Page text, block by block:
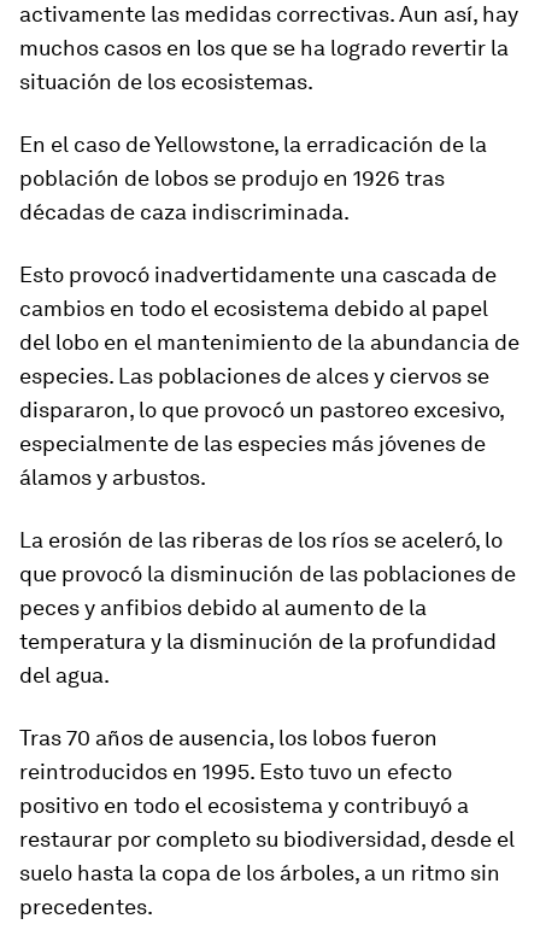
activamente las medidas correctivas. Aun así, hay
muchos casos en los que se ha logrado revertir la
situación de los ecosistemas.
En el caso de Yellowstone, la erradicación de la
población de lobos se produjo en 1926 tras
décadas de caza indiscriminada.
Esto provocó inadvertidamente una cascada de
cambios en todo el ecosistema debido al papel
del lobo en el mantenimiento de la abundancia de
especies. Las poblaciones de alces y ciervos se
dispararon, lo que provocó un pastoreo excesivo,
especialmente de las especies más jóvenes de
álamos y arbustos.
La erosión de las riberas de los ríos se aceleró, lo
que provocó la disminución de las poblaciones de
peces y anfibios debido al aumento de la
temperatura y la disminución de la profundidad
del agua.
Tras 70 años de ausencia, los lobos fueron
reintroducidos en 1995. Esto tuvo un efecto
positivo en todo el ecosistema y contribuyó a
restaurar por completo su biodiversidad, desde el
suelo hasta la copa de los árboles, a un ritmo sin
precedentes.